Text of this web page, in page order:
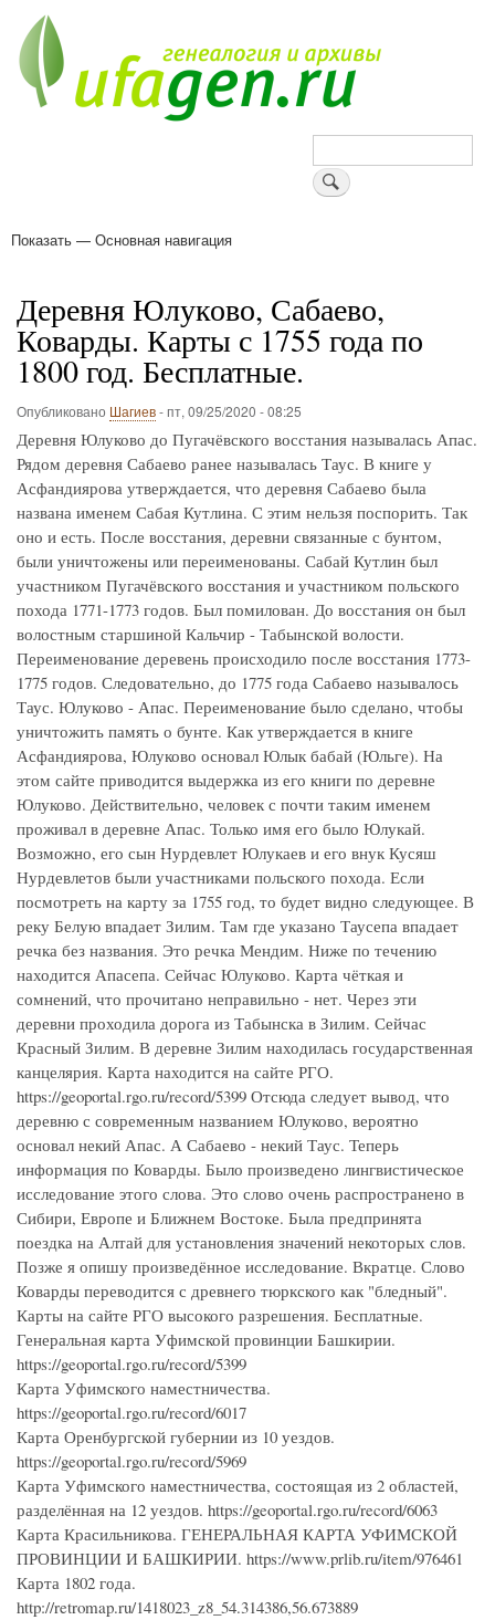
основному
содержанию
Поиск
Основная
Показать — Основная навигация
Деревня Юлуково, Сабаево,
Коварды. Карты с 1755 года по
1800 год. Бесплатные.
Опубликовано Шагиев-пт, 09/25/2020 - 08:25
Деревня Юлуково до Пугачёвского восстания называлась Апас.
Рядом деревня Сабаево ранее называлась Таус. В книге у
Асфандиярова утверждается, что деревня Сабаево была
названа именем Сабая Кутлина. С этим нельзя поспорить. Так
оно и есть. После восстания, деревни связанные с бунтом,
были уничтожены или переименованы. Сабай Кутлин был
участником Пугачёвского восстания и участником польского
похода 1771-1773 годов. Был помилован. До восстания он был
волостным старшиной Кальчир - Табынской волости.
Переименование деревень происходило после восстания 1773-
1775 годов. Следовательно, до 1775 года Сабаево называлось
Таус. Юлуково - Апас. Переименование было сделано, чтобы
уничтожить память о бунте. Как утверждается в книге
Асфандиярова, Юлуково основал Юлык бабай (Юльге). На
этом сайте приводится выдержка из его книги по деревне
Юлуково. Действительно, человек с почти таким именем
проживал в деревне Апас. Только имя его было Юлукай.
Возможно, его сын Нурдевлет Юлукаев и его внук Кусяш
Нурдевлетов были участниками польского похода. Если
посмотреть на карту за 1755 год, то будет видно следующее. В
реку Белую впадает Зилим. Там где указано Таусепа впадает
речка без названия. Это речка Мендим. Ниже по течению
находится Апасепа. Сейчас Юлуково. Карта чёткая и
сомнений, что прочитано неправильно - нет. Через эти
деревни проходила дорога из Табынска в Зилим. Сейчас
Красный Зилим. В деревне Зилим находилась государственная
канцелярия. Карта находится на сайте РГО.
https://geoportal.rgo.ru/record/5399 Отсюда следует вывод, что
деревню с современным названием Юлуково, вероятно
основал некий Апас. А Сабаево - некий Таус. Теперь
информация по Коварды. Было произведено лингвистическое
исследование этого слова. Это слово очень распространено в
Сибири, Европе и Ближнем Востоке. Была предпринята
поездка на Алтай для установления значений некоторых слов.
Позже я опишу произведённое исследование. Вкратце. Слово
Коварды переводится с древнего тюркского как "бледный".
Карты на сайте РГО высокого разрешения. Бесплатные.
Генеральная карта Уфимской провинции Башкирии.
https://geoportal.rgo.ru/record/5399
Карта Уфимского наместничества.
https://geoportal.rgo.ru/record/6017
Карта Оренбургской губернии из 10 уездов.
https://geoportal.rgo.ru/record/5969
Карта Уфимского наместничества, состоящая из 2 областей,
разделённая на 12 уездов. https://geoportal.rgo.ru/record/6063
Карта Красильникова. ГЕНЕРАЛЬНАЯ КАРТА УФИМСКОЙ
ПРОВИНЦИИ И БАШКИРИИ. https://www.prlib.ru/item/976461
Карта 1802 года.
http://retromap.ru/1418023_z8_54.314386,56.673889